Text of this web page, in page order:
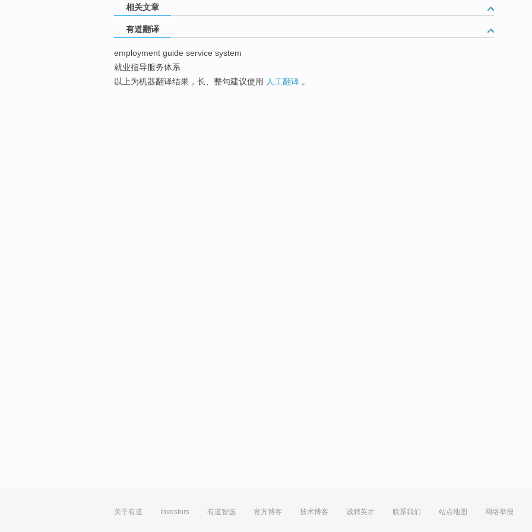
相关文章
有道翻译
employment guide service system
就业指导服务体系
以上为机器翻译结果，长、整句建议使用 人工翻译 。
关于有道 Investors 有道智选 官方博客 技术博客 诚聘英才 联系我们 站点地图 网络举报